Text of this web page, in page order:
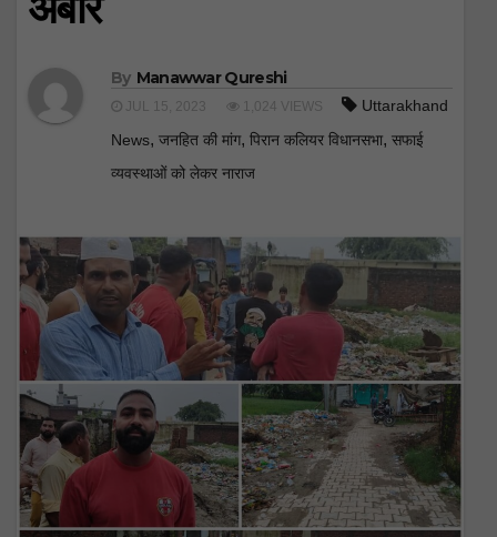
By Manawwar Qureshi
JUL 15, 2023 1,024 VIEWS
Uttarakhand
News, जनहित की मांग, पिरान कलियर विधानसभा, सफाई
व्यवस्थाओं को लेकर नाराज